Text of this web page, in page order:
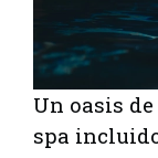
Un oasis
spa